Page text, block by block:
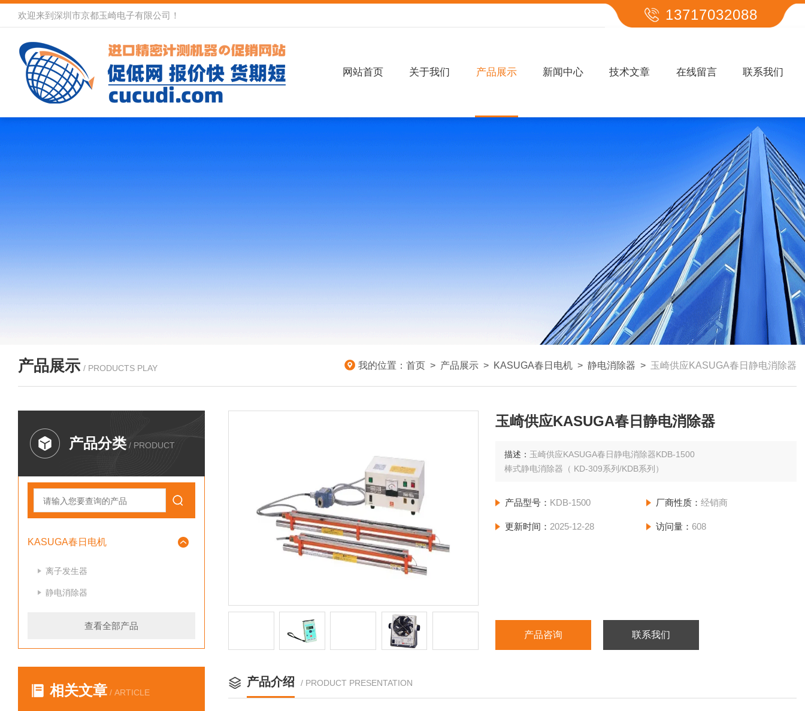
欢迎来到深圳市京都玉崎电子有限公司！ 13717032088
网站首页 关于我们 产品展示 新闻中心 技术文章 在线留言 联系我们
产品展示 / PRODUCTS PLAY 我的位置： 首页 > 产品展示 > KASUGA春日电机 > 静电消除器 > 玉崎供应KASUGA春日静电消除器
产品分类 / PRODUCT
KASUGA春日电机
离子发生器
静电消除器
查看全部产品
相关文章 / ARTICLE
玉崎供应KASUGA春日静电消除器
描述： 玉崎供应KASUGA春日静电消除器KDB-1500
棒式静电消除器（ KD-309系列/KDB系列）
产品型号： KDB-1500 厂商性质： 经销商
更新时间： 2025-12-28 访问量： 608
产品咨询 联系我们
产品介绍 / PRODUCT PRESENTATION